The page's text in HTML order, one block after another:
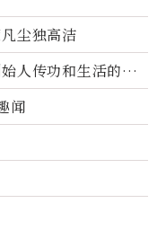
尘独高洁
人传功和生活的故
闻